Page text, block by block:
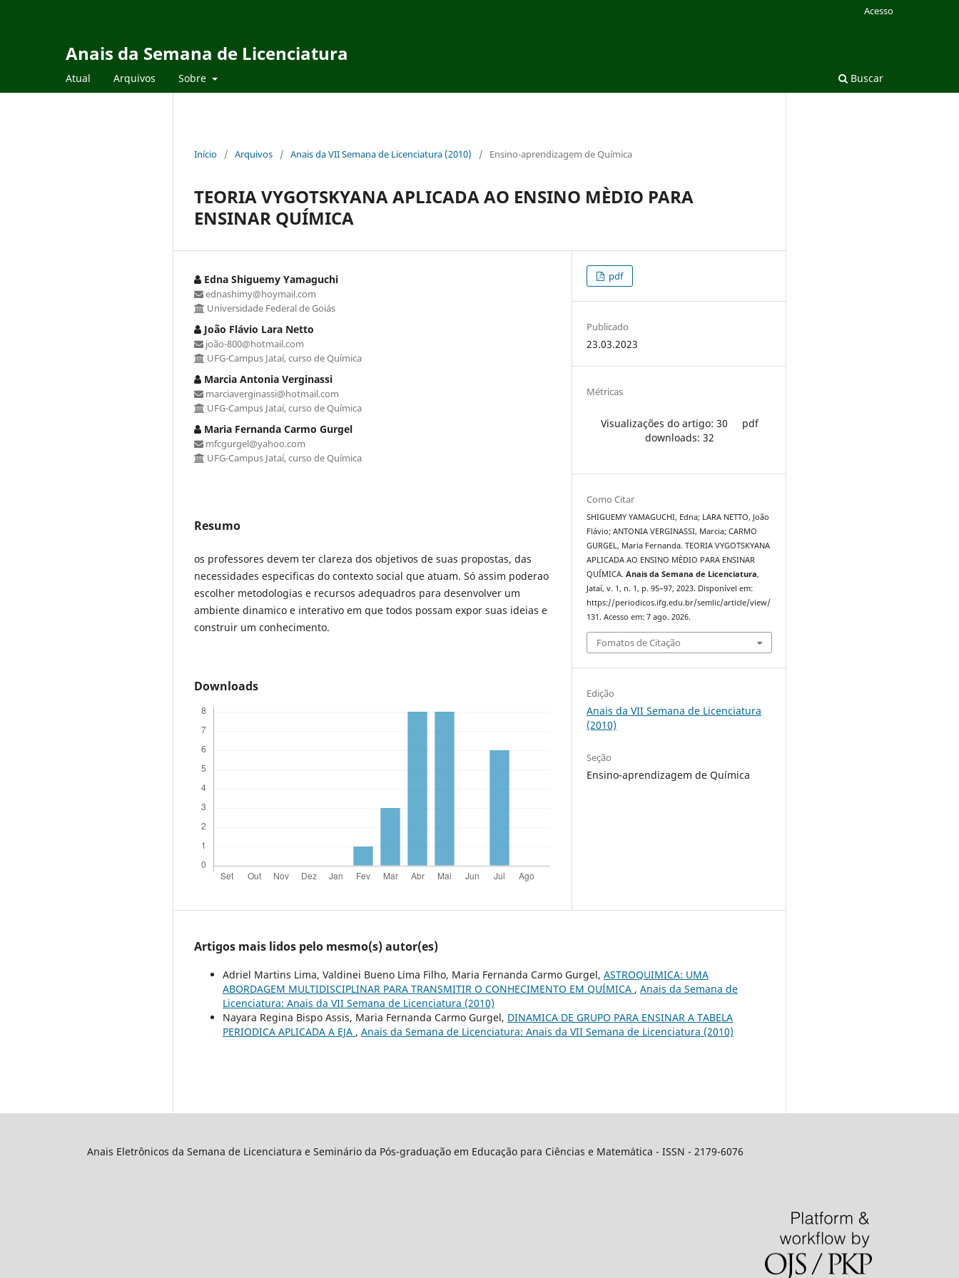
Anais da Semana de Licenciatura
Atual Arquivos Sobre Buscar
Acesso
Início / Arquivos / Anais da VII Semana de Licenciatura (2010) / Ensino-aprendizagem de Química
TEORIA VYGOTSKYANA APLICADA AO ENSINO MÈDIO PARA
ENSINAR QUÍMICA
Edna Shiguemy Yamaguchi
ednashimy@hoymail.com
Universidade Federal de Goiás
João Flávio Lara Netto
joão-800@hotmail.com
UFG-Campus Jataí, curso de Química
Marcia Antonia Verginassi
marciaverginassi@hotmail.com
UFG-Campus Jataí, curso de Química
Maria Fernanda Carmo Gurgel
mfcgurgel@yahoo.com
UFG-Campus Jataí, curso de Química
Resumo
os professores devem ter clareza dos objetivos de suas propostas, das
necessidades especificas do contexto social que atuam. Só assim poderao
escolher metodologias e recursos adequadros para desenvolver um
ambiente dinamico e interativo em que todos possam expor suas ideias e
construir um conhecimento.
Downloads
pdf
Publicado
23.03.2023
Métricas
Visualizações do artigo: 30
pdf
downloads: 32
Como Citar
SHIGUEMY YAMAGUCHI, Edna; LARA NETTO, João
Flávio; ANTONIA VERGINASSI, Marcia; CARMO
GURGEL, Maria Fernanda. TEORIA VYGOTSKYANA
APLICADA AO ENSINO MÈDIO PARA ENSINAR
QUÍMICA.Anais da Semana de Licenciatura,
Jataí, v. 1, n. 1, p. 95–97, 2023. Disponível em:
https://periodicos.ifg.edu.br/semlic/article/view/
131. Acesso em: 7 ago. 2026.
Fomatos de Citação
Edição
Anais da VII Semana de Licenciatura
(2010)
Seção
Ensino-aprendizagem de Química
Artigos mais lidos pelo mesmo(s) autor(es)
Adriel Martins Lima, Valdinei Bueno Lima Filho, Maria Fernanda Carmo Gurgel, ASTROQUIMICA: UMA
ABORDAGEM MULTIDISCIPLINAR PARA TRANSMITIR O CONHECIMENTO EM QUÍMICA , Anais da Semana de
Licenciatura: Anais da VII Semana de Licenciatura (2010)
Nayara Regina Bispo Assis, Maria Fernanda Carmo Gurgel, DINAMICA DE GRUPO PARA ENSINAR A TABELA
PERIODICA APLICADA A EJA , Anais da Semana de Licenciatura: Anais da VII Semana de Licenciatura (2010)
Anais Eletrônicos da Semana de Licenciatura e Seminário da Pós-graduação em Educação para Ciências e Matemática - ISSN - 2179-6076